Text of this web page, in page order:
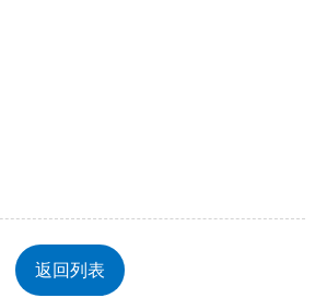
返回列表